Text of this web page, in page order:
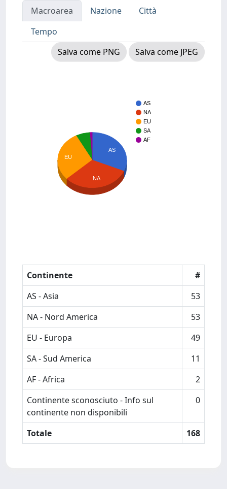
Macroarea Nazione
Città
Tempo
Salva come PNG
Salva come JPEG
AS
NA
EU
SA
AF
AS
EU
NA
Continente
#
AS - Asia
53
NA - Nord America
53
EU - Europa
49
SA - Sud America
11
AF - Africa
2
Continente sconosciuto - Info sul
continente non disponibili
0
Totale 168